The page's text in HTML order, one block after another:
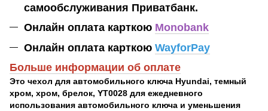
самообслуживания Приватбанк.
Онлайн оплата карткою Monobank
Онлайн оплата карткою WayforPay
Больше информации об оплате
Это чехол для автомобильного ключа Hyundai, темный
хром, хром, брелок, YT0028 для ежедневного
использования автомобильного ключа и уменьшения